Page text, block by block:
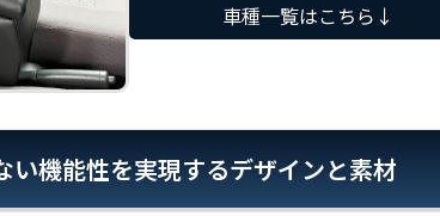
車種一覧はこちら↓
い機能性を実現するデザインと素材